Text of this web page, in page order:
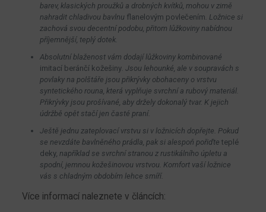
barev, klasických proužků a drobných kvítků, mohou v zimě
nahradit chladivou bavlnu flanelovým povlečením . Ložnice si
zachová svou decentní podobu, přitom lůžkoviny nabídnou
příjemnější, teplý dotek.
Absolutní blaženost vám dodají lůžkoviny kombinované
imitací beránčí kožešiny. Jsou lehounké, ale v soupravách s
povlaky na polštáře jsou přikrývky obohaceny o vrstvu
syntetického rouna, která vyplňuje svrchní a rubový materiál.
Přikrývky jsou prošívané, aby držely dokonalý tvar. K jejich
údržbě opět stačí jen časté praní.
Ještě jednu zateplovací vrstvu si v ložnicích dopřejte. Pokud
se nevzdáte bavlněného prádla, pak si alespoň pořiďte teplé
deky, například se svrchní stranou z rustikálního úpletu a
spodní, jemnou kožešinovou vrstvou. Komfort vaší ložnice
vás s chladným obdobím lehce smíří.
Více informací naleznete v článcích: